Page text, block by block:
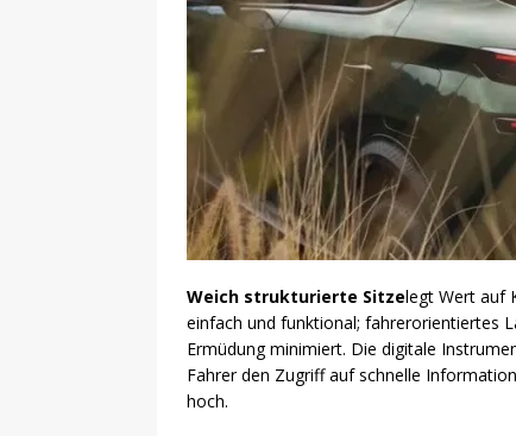
Weich strukturierte Sitzelegt Wert auf
einfach und funktional; fahrerorientiertes
Ermüdung minimiert. Die digitale
Fahrer den Zugriff auf schnelle
hoch.